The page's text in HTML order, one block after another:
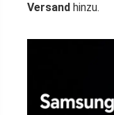
Versand hinzu.